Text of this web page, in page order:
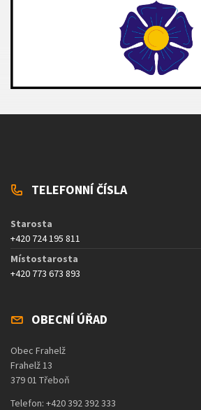
TELEFONNÍ ČÍSLA
Starosta
+420 724 195 811
Místostarosta
+420 773 673 893
OBECNÍ ÚŘAD
Obec Frahelž
Frahelž 13
379 01 Třeboň
Telefon: +420 392 392 333